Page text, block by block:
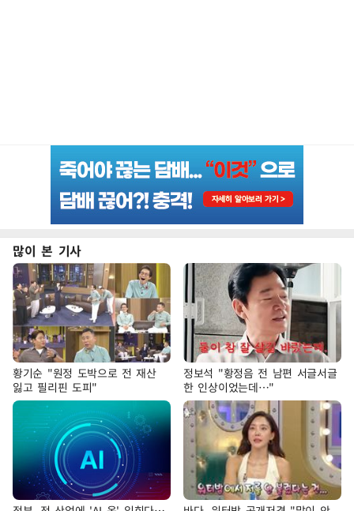
많이 본 기사
황기순 "원정 도박으로 전 재산
잃고 필리핀 도피"
정보석 "황정음 전 남편 서글서글
한 인상이었는데…"